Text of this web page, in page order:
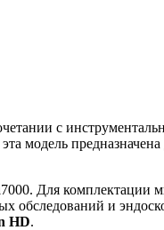
с
модель
Для комплектации
обследований и
HD.